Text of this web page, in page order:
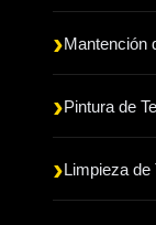
Mantención
Pintura de
Limpieza de